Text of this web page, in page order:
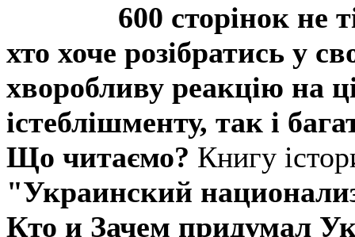
600 сторінок не
хто хоче розібратись у
хворобливу реакцію на
істеблішменту, так і
Що читаємо? Книгу
"Украинский
Кто и Зачем придумал